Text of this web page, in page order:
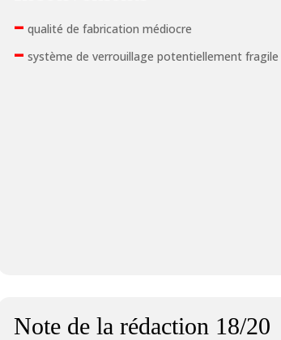
– qualité de fabrication médiocre
– système de verrouillage potentiellement fragile
Note de la rédaction 18/20